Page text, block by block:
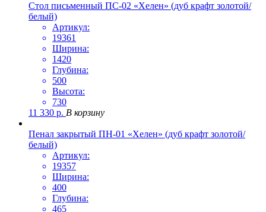
Стол письменный ПС-02 «Хелен» (дуб крафт золотой/
белый)
Артикул:
19361
Ширина:
1420
Глубина:
500
Высота:
730
11 330 р. В корзину
Пенал закрытый ПН-01 «Хелен» (дуб крафт золотой/
белый)
Артикул:
19357
Ширина:
400
Глубина:
465